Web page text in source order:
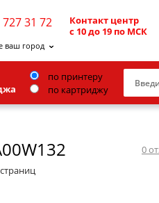
31 72
Контакт центр
с 10 до 19 по МСК
ваш город
по принтеру
по картриджу
0